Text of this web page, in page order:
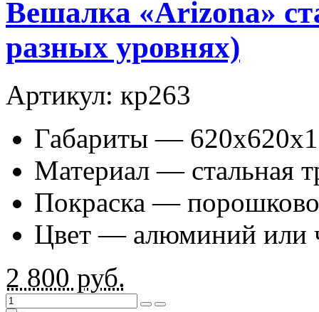
Вешалка «Arizona»
разных уровнях)
Артикул: кр263
Габариты —
Материал — стальная
Покраска —
Цвет — алюминий или
2 800 руб.